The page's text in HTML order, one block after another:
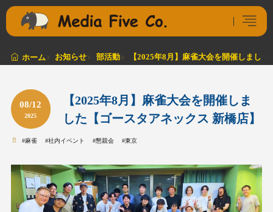
ホーム お知らせ 部活動 【2025年8月】麻雀大会を開催しまし
08/12
2025
【2025年8月】麻雀大会を開催しま
した【ゴースタアネックス 新橋店】
#麻雀 #社内イベント #懇親会 #東京